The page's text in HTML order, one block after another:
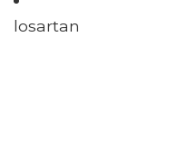
losartan